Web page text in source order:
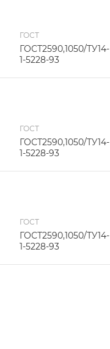
ГОСТ
ГОСТ2590,1050/ТУ14-
1-5228-93
ГОСТ
ГОСТ2590,1050/ТУ14-
1-5228-93
ГОСТ
ГОСТ2590,1050/ТУ14-
1-5228-93